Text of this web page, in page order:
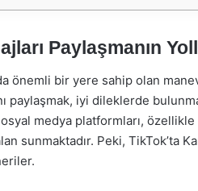
Paylaşmanın
önemli bir yere sahip olan
paylaşmak, iyi dileklerde
medya platformları,
sunmaktadır. Peki, TikTok’ta